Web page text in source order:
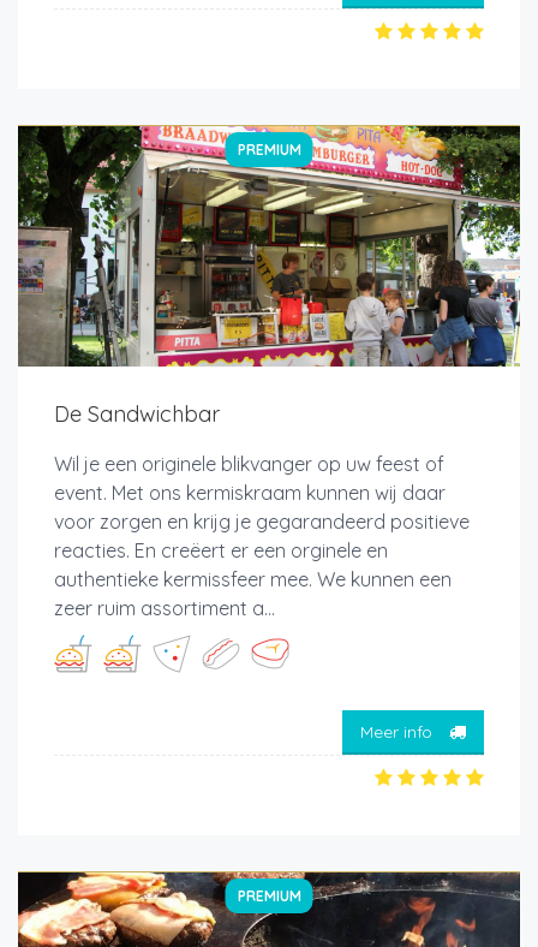
PREMIUM
De Sandwichbar
Wil je een originele blikvanger op uw feest of
event. Met ons kermiskraam kunnen wij daar
voor zorgen en krijg je gegarandeerd positieve
reacties. En creëert er een orginele en
authentieke kermissfeer mee. We kunnen een
zeer ruim assortiment a...
Meer info
PREMIUM